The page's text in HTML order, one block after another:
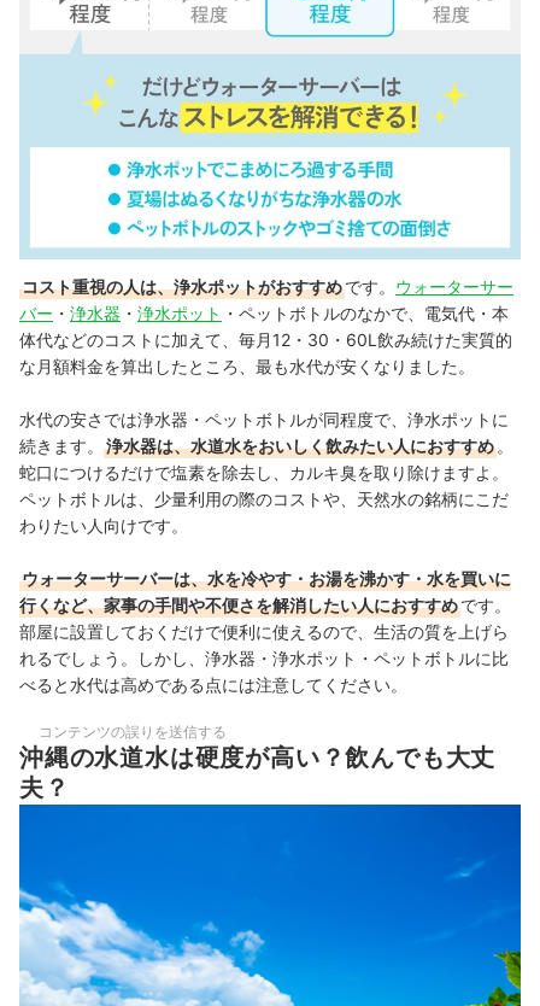
コスト重視の人は、浄水ポットがおすすめです。 ウォーターサー
バー ・ 浄水器 ・ 浄水ポット ・ペットボトルのなかで、電気代・本
体代などのコストに加えて、毎月12・30・60L飲み続けた実質的
な月額料金を算出したところ、最も水代が安くなりました。
水代の安さでは浄水器・ペットボトルが同程度で、浄水ポットに
続きます。
浄水器は、水道水をおいしく飲みたい人におすすめ 。
蛇口につけるだけで塩素を除去し、カルキ臭を取り除けますよ。
ペットボトルは、少量利用の際のコストや、天然水の銘柄にこだ
わりたい人向けです。
ウォーターサーバーは、水を冷やす・お湯を沸かす・水を買いに
行くなど、家事の手間や不便さを解消したい人におすすめです。
部屋に設置しておくだけで便利に使えるので、生活の質を上げら
れるでしょう。しかし、浄水器・浄水ポット・ペットボトルに比
べると水代は高めである点には注意してください。
コンテンツの誤りを送信する
沖縄の水道水は硬度が高い？飲んでも大丈
夫？